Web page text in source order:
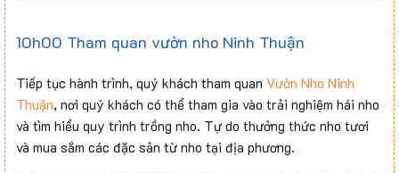
10h00 Tham quan vườn nho Ninh Thuận
Tiếp tục hành trình, quý khách tham quan Vườn Nho Ninh
Thuận, nơi quý khách có thể tham gia vào trải nghiệm hái nho
và tìm hiểu quy trình trồng nho. Tự do thưởng thức nho tươi
và mua sắm các đặc sản từ nho tại địa phương.